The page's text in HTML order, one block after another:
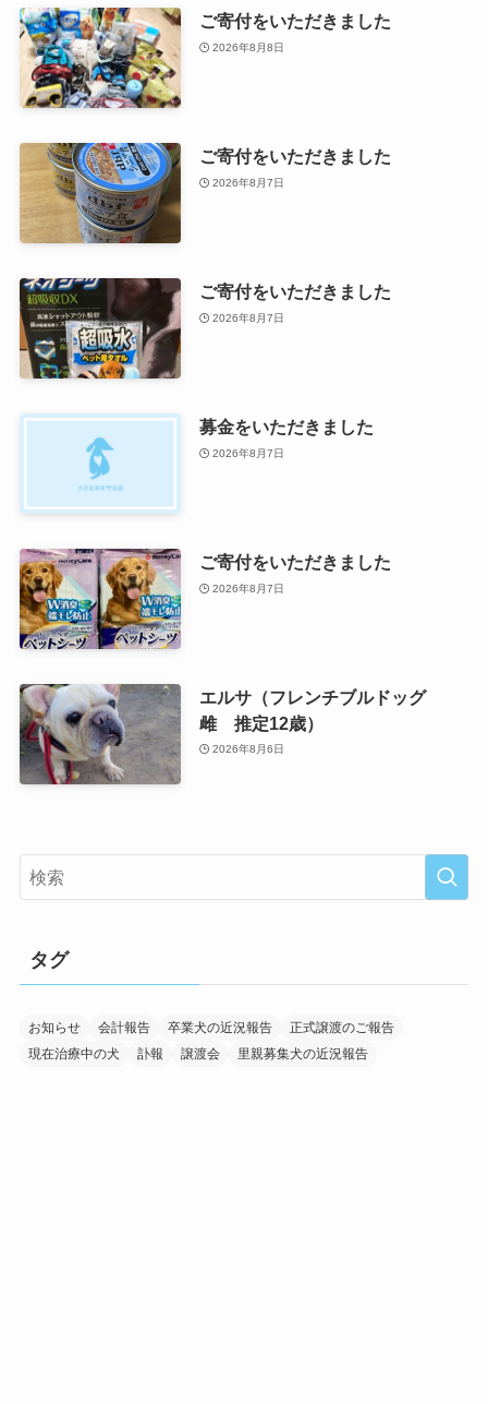
ご寄付をいただきました
2026年8月8日
ご寄付をいただきました
2026年8月7日
ご寄付をいただきました
2026年8月7日
募金をいただきました
2026年8月7日
ご寄付をいただきました
2026年8月7日
エルサ（フレンチブルドッグ
雌 推定12歳）
2026年8月6日
タグ
お知らせ 会計報告 卒業犬の近況報告
正式譲渡のご報告
現在治療中の犬
訃報 譲渡会 里親募集犬の近況報告